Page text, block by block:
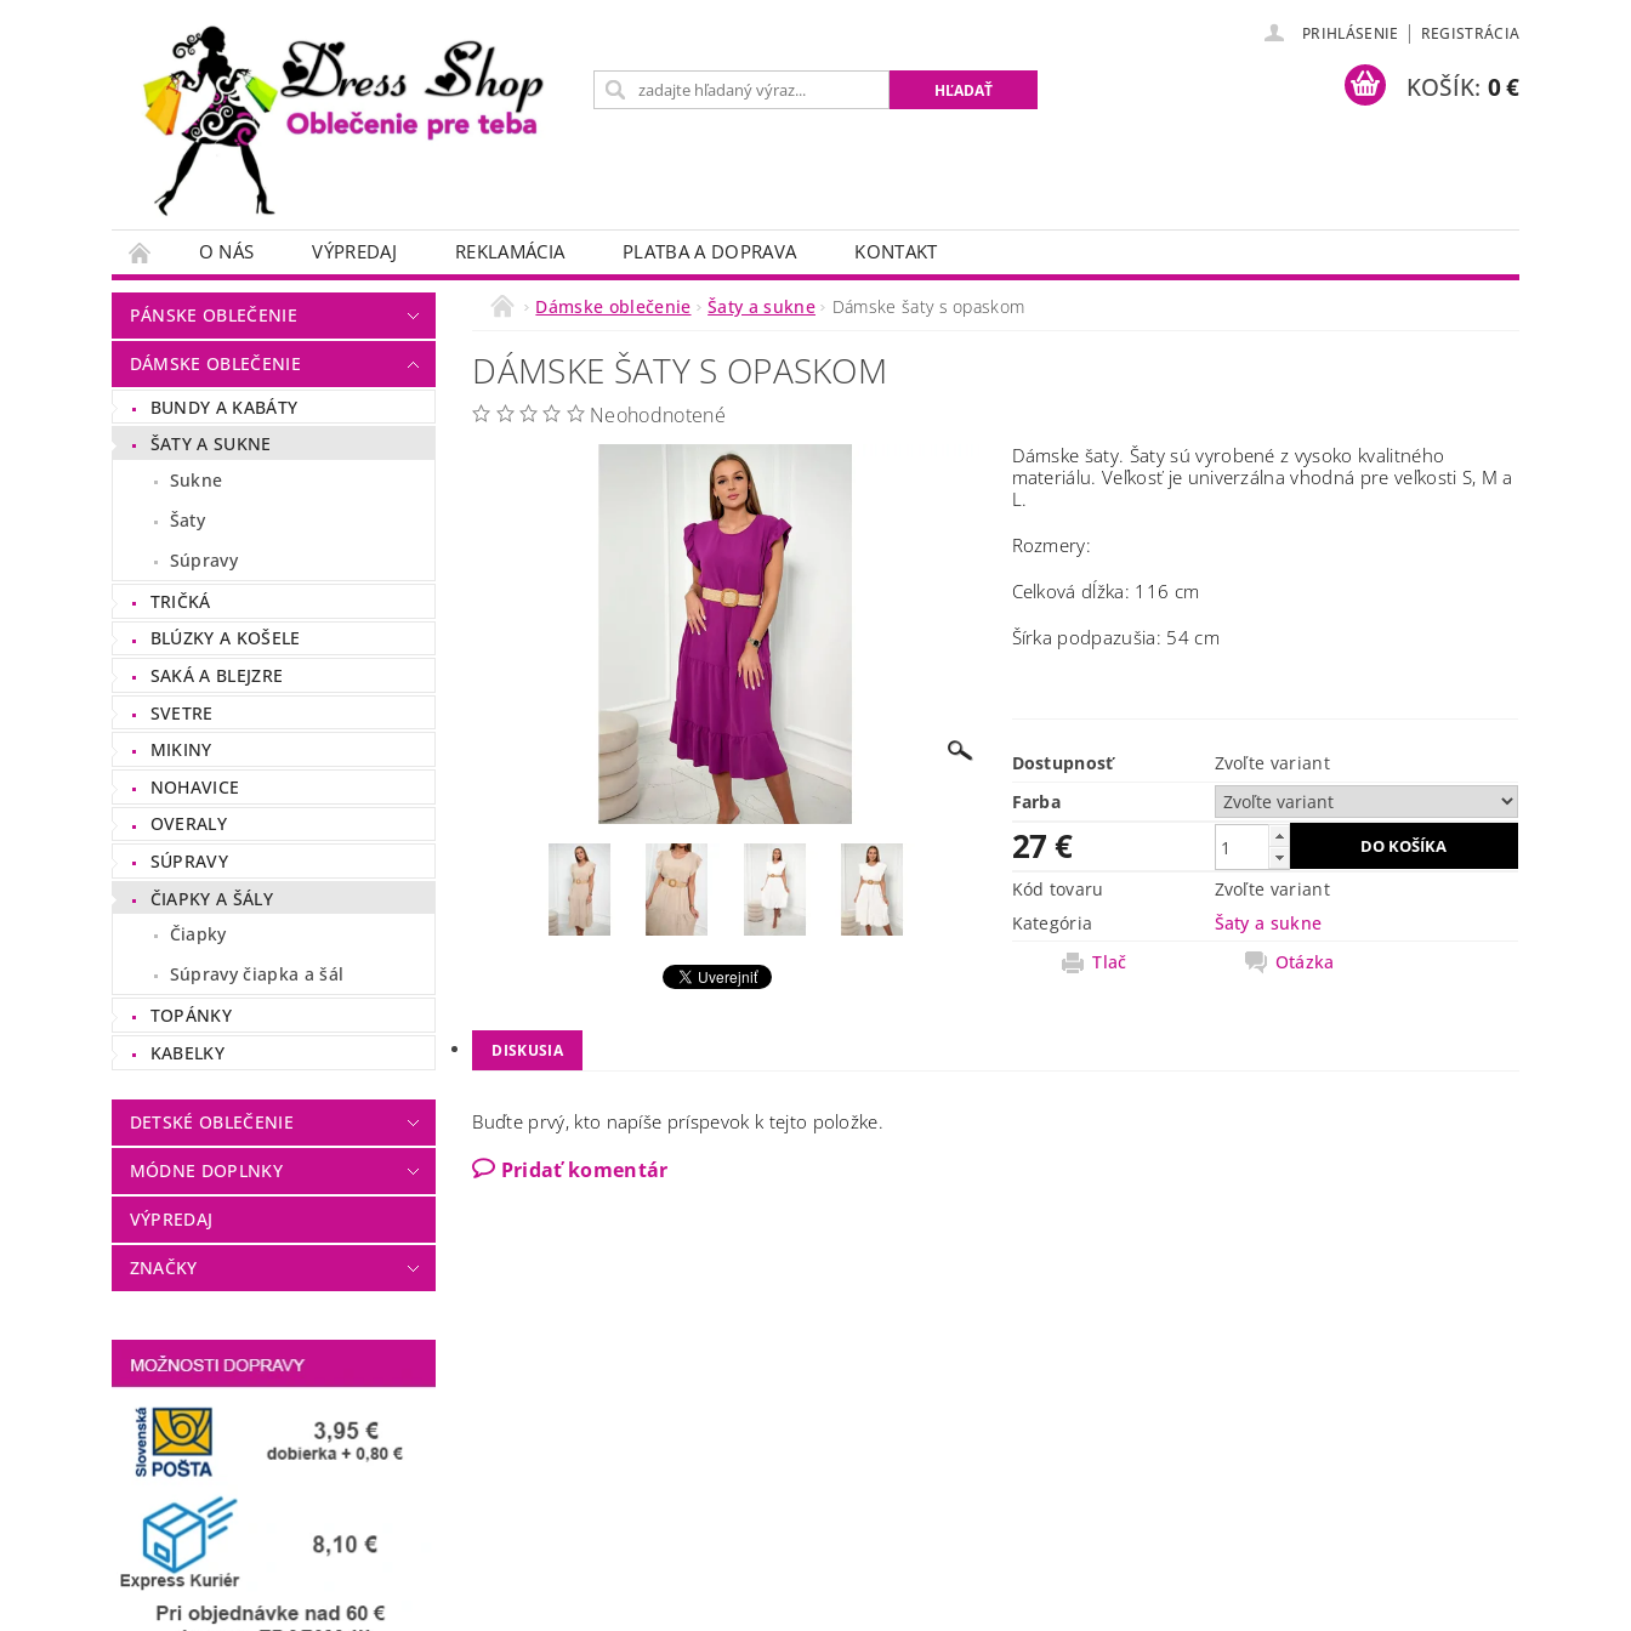
PRIHLÁSENIE | REGISTRÁCIA
KOŠÍK: 0 €
O NÁS VÝPREDAJ REKLAMÁCIA PLATBA A DOPRAVA KONTAKT
PÁNSKE OBLEČENIE
DÁMSKE OBLEČENIE
BUNDY A KABÁTY
ŠATY A SUKNE
Sukne
Šaty
Súpravy
TRIČKÁ
BLÚZKY A KOŠELE
SAKÁ A BLEJZRE
SVETRE
MIKINY
NOHAVICE
OVERALY
SÚPRAVY
ČIAPKY A ŠÁLY
Čiapky
Súpravy čiapka a šál
TOPÁNKY
KABELKY
DETSKÉ OBLEČENIE
MÓDNE DOPLNKY
VÝPREDAJ
ZNAČKY
Dámske oblečenie Šaty a sukne Dámske šaty s opaskom
DÁMSKE ŠATY S OPASKOM
Neohodnotené
Dámske šaty. Šaty sú vyrobené z vysoko kvalitného
materiálu.Veľkosť je univerzálna vhodná pre veľkosti S, M a
L.
Rozmery:
Celková dĺžka: 116 cm
Šírka podpazušia: 54 cm
Dostupnosť
Zvoľte variant
Farba
27 €
Kód tovaru
Zvoľte variant
Kategória
Šaty a sukne
Tlač
Otázka
DISKUSIA
Buďte prvý, kto napíše príspevok k tejto položke.
Pridať komentár